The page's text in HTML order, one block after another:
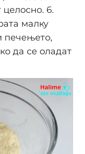
6.
малку
печењето,
да се оладат